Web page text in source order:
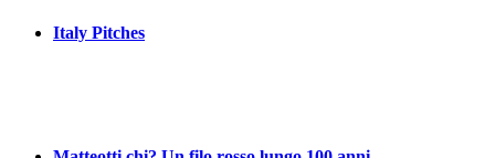
Italy Pitches